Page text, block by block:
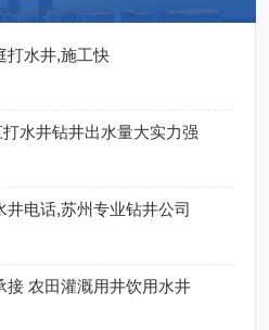
打水井,施工快
水井钻井出水量大实力强
电话,苏州专业钻井公司
接 农田灌溉用井饮用水井